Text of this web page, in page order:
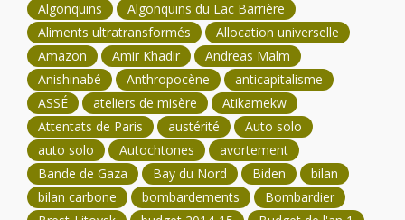
Algonquins
Algonquins du Lac Barrière
Aliments ultratransformés
Allocation universelle
Amazon
Amir Khadir
Andreas Malm
Anishinabé
Anthropocène
anticapitalisme
ASSÉ
ateliers de misère
Atikamekw
Attentats de Paris
austérité
Auto solo
auto solo
Autochtones
avortement
Bande de Gaza
Bay du Nord Biden
bilan
bilan carbone
bombardements
Bombardier